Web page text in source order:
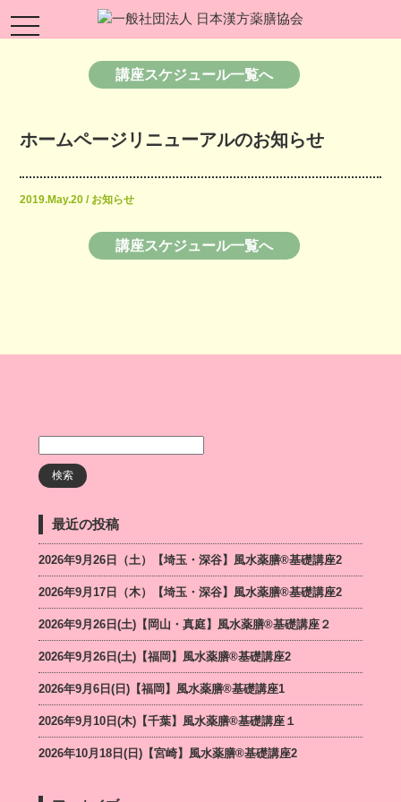
toggle
navigation
講座スケジュール一覧へ
ホームページリニューアルのお知らせ
2019.May.20 / お知らせ
講座スケジュール一覧へ
最近の投稿
2026年9月26日（土）【埼玉・深谷】風水薬膳®基礎講座2
2026年9月17日（木）【埼玉・深谷】風水薬膳®基礎講座2
2026年9月26日(土)【岡山・真庭】風水薬膳®基礎講座２
2026年9月26日(土)【福岡】風水薬膳®︎基礎講座2
2026年9月6日(日)【福岡】風水薬膳®︎基礎講座1
2026年9月10日(木)【千葉】風水薬膳®︎基礎講座１
2026年10月18日(日)【宮崎】風水薬膳®︎基礎講座2